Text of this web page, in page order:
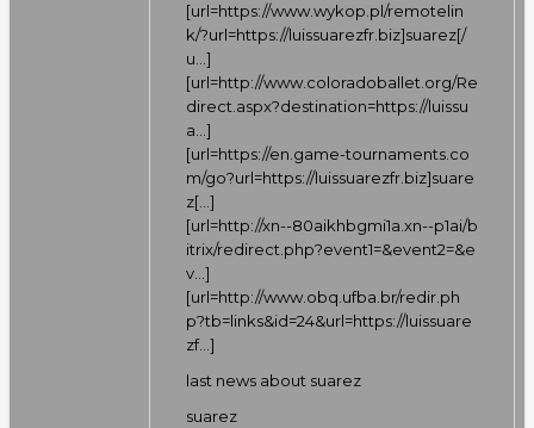
[url=https://www.wykop.pl/remotelin
k/?url=https://luissuarezfr.biz]suarez[/
u… ]
[url=http://www.coloradoballet.org/Re
direct.aspx?destination=https://luissu
a… ]
[url=https://en.game-tournaments.co
m/go?url=https://luissuarezfr.biz]suare
z[… ]
[url=http://xn--80aikhbgmi1a.xn--p1ai/b
itrix/redirect.php?event1=&event2=&e
v… ]
[url=http://www.obq.ufba.br/redir.ph
p?tb=links&id=24&url=https://luissuare
zf… ]
last news about suarez
suarez